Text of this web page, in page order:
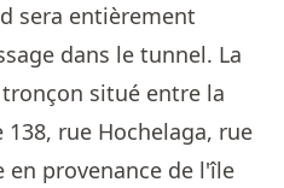
sera entièrement
dans le tunnel. La
situé entre la
rue Hochelaga, rue
en provenance de l'île